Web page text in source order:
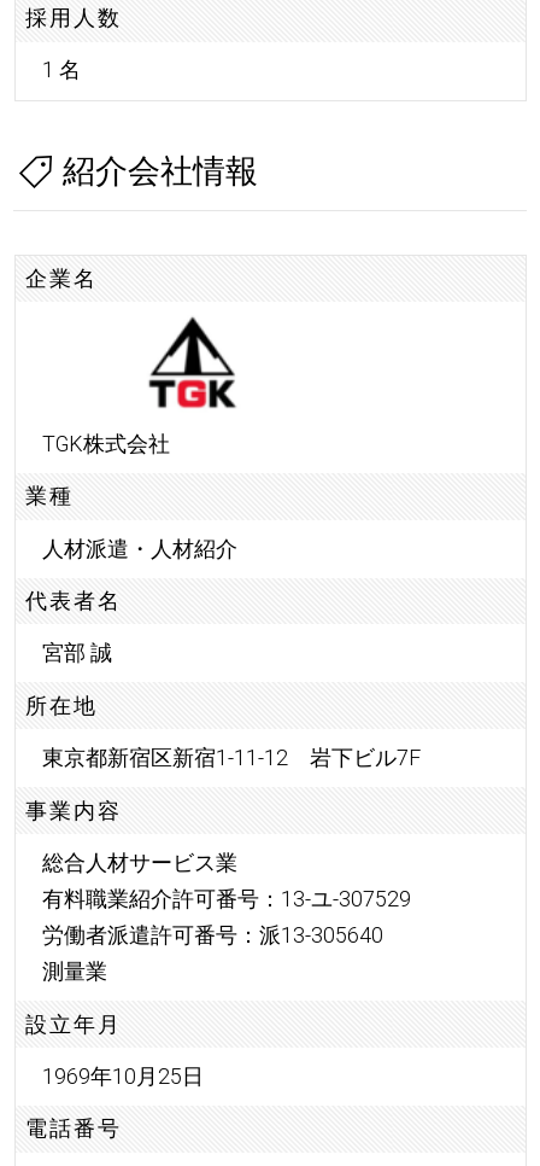
採用人数
1 名
紹介会社情報
企業名
TGK株式会社
業種
人材派遣・人材紹介
代表者名
宮部 誠
所在地
東京都新宿区新宿1-11-12 岩下ビル7F
事業内容
総合人材サービス業
有料職業紹介許可番号：13-ユ-307529
労働者派遣許可番号：派13-305640
測量業
設立年月
1969年10月25日
電話番号